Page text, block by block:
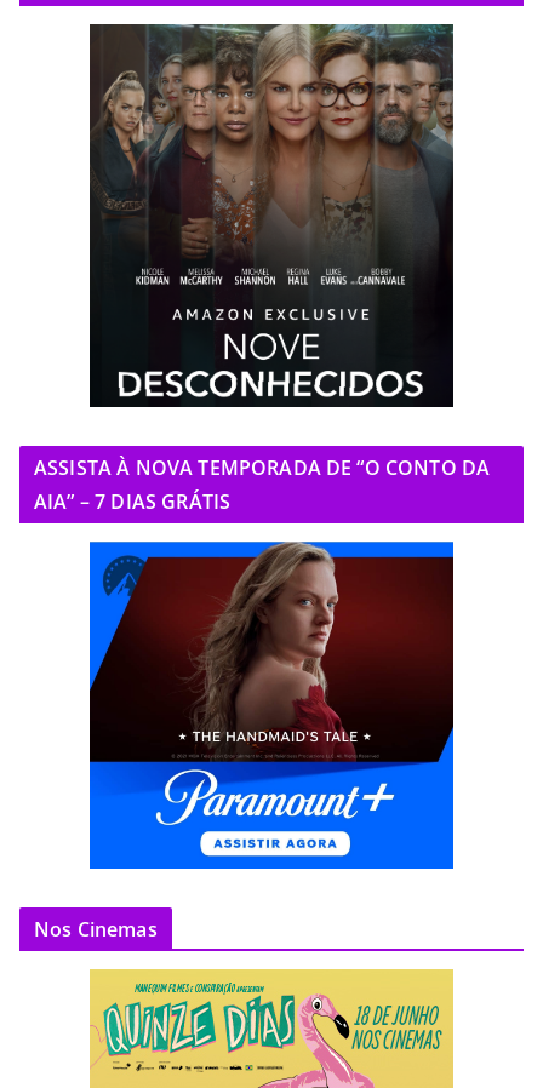
ASSISTA À NOVA TEMPORADA DE “O CONTO DA
AIA” – 7 DIAS GRÁTIS
Nos Cinemas